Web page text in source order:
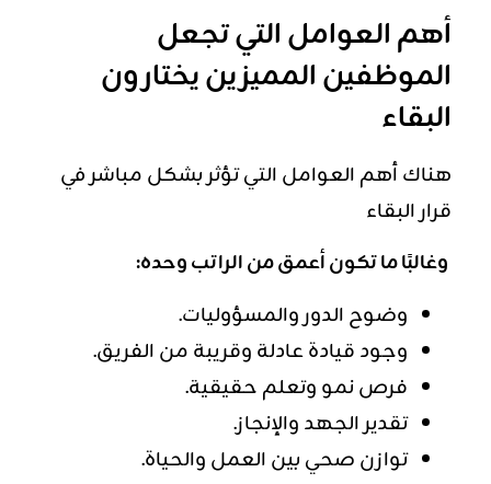
أهم العوامل التي تجعل
الموظفين المميزين يختارون
البقاء
هناك أهم العوامل التي تؤثر بشكل مباشر في
قرار البقاء
وغالبًا ما تكون أعمق من الراتب وحده:
وضوح الدور والمسؤوليات.
وجود قيادة عادلة وقريبة من الفريق.
فرص نمو وتعلم حقيقية.
تقدير الجهد والإنجاز.
توازن صحي بين العمل والحياة.